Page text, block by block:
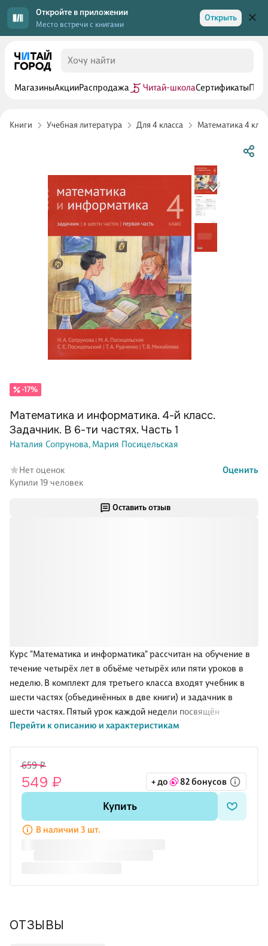
Откройте в приложении
Место встречи с книгами
Открыть
МагазиныАкцииРаспродажа Читай-школаСертификаты
Книги Учебная литература Для 4 класса Математика 4
Оставить отзыв
Курс "Математика и информатика" рассчитан на обучение в
течение четырёх лет в объёме четырёх или пяти уроков в
неделю. В комплект для третьего класса входят учебник в
шести частях (объединённых в две книги) и задачник в
шести частях. Пятый урок каждой недели посвящён
нестандартным задачам - в частности, задачам логического
Перейти к описанию и характеристикам
-17%
Математика и информатика. 4-й класс.
Задачник. В 6-ти частях. Часть 1
Наталия Сопрунова, Мария Посицельская
Нет оценок
Оценить
Купили 19 человек
659 ₽
549 ₽ + до 82 бонусов
Купить
В наличии 3 шт.
ОТЗЫВЫ